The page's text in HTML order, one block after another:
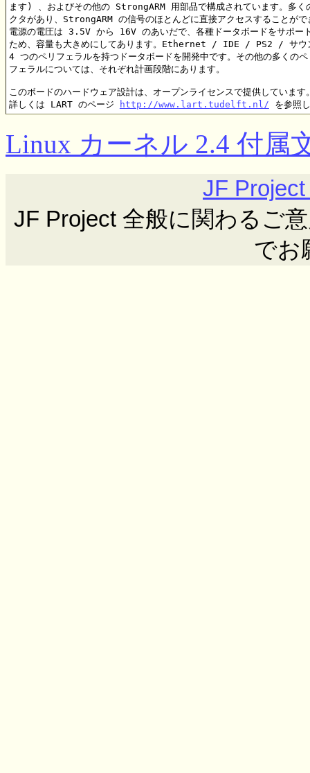
ます) 、およびその他の StrongARM 用部品で構成されています。多く
クタがあり、StrongARM の信号のほとんどに直接アクセスすることがで
電源の電圧は 3.5V から 16V のあいだで、各種ドータボードをサポー
ため、容量も大きめにしてあります。Ethernet / IDE / PS2 / サウ
4 つのペリフェラルを持つドータボードを開発中です。その他の多くのペ
フェラルについては、それぞれ計画段階にあります。
このボードのハードウェア設計は、オープンライセンスで提供しています
詳しくは LART のページ
http://www.lart.tudelft.nl/
Linux カーネル 2.4 付属
JF
JF Project 全般に関わるご
でお